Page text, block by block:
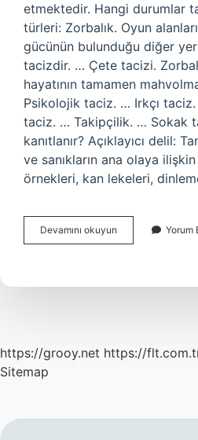
etmektedir. Hangi durumlar
türleri: Zorbalık. Oyun
gücünün bulunduğu diğer
tacizdir. … Çete tacizi.
hayatının tamamen
Psikolojik taciz. … Irkçı
taciz. … Takipçilik. … Sokak
kanıtlanır? Açıklayıcı delil:
ve sanıkların ana olaya
örnekleri, kan lekeleri,
Devamını okuyun
Kaç
Yorum
https://grooy.net https://
Sitemap